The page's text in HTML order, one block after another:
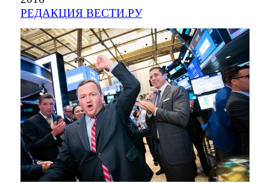
РЕДАКЦИЯ ВЕСТИ.РУ